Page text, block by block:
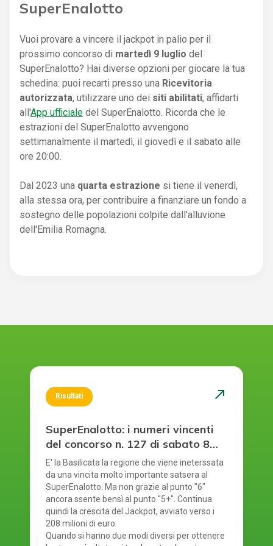
SuperEnalotto
Vuoi provare a vincere il jackpot in palio per il
prossimo concorso di martedì 9 luglio del
SuperEnalotto? Hai diverse opzioni per giocare la tua
schedina: puoi recarti presso una Ricevitoria
autorizzata, utilizzare uno dei siti abilitati, affidarti
all'App ufficiale del SuperEnalotto. Ricorda che le
estrazioni del SuperEnalotto avvengono
settimanalmente il martedì, il giovedì e il sabato alle
ore 20:00.
Dal 2023 una quarta estrazione si tiene il venerdì,
alla stessa ora, per contribuire a finanziare un fondo a
sostegno delle popolazioni colpite dall'alluvione
dell'Emilia Romagna.
Risultati north_east
SuperEnalotto: i numeri vincenti
del concorso n. 127 di sabato 8
agosto 2026
E' la Basilicata la regione che viene ineterssata
da una vincita molto importante satsera al
SuperEnalotto. Ma non grazie al punto "6"
ancora ssente bensì al punto "5+". Continua
quindi la crescita del Jackpot, avviato verso i
208 milioni di euro.
Quando si hanno due modi diversi per ottenere